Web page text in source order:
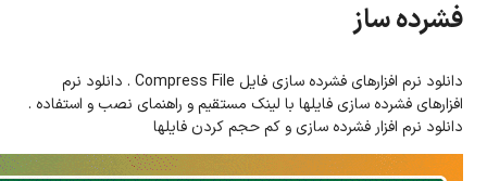
کتاب
وبلاگ
جهت دریافت آخرین اخبار و اطلاعات ما را در کانال رسمی دانلود در
بله دنبال کنید (ورود)
فشرده ساز
دانلود نرم افزارهای فشرده سازی فایل Compress File . دانلود نرم
افزارهای فشرده سازی فایلها با لینک مستقیم و راهنمای نصب و استفاده .
دانلود نرم افزار فشرده سازی و کم حجم کردن فایلها